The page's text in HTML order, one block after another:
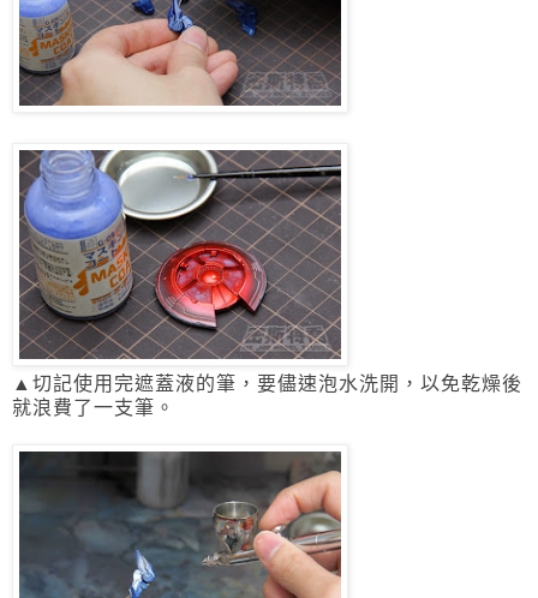
▲切記使用完遮蓋液的筆，要儘速泡水洗開，以免乾燥後
就浪費了一支筆。